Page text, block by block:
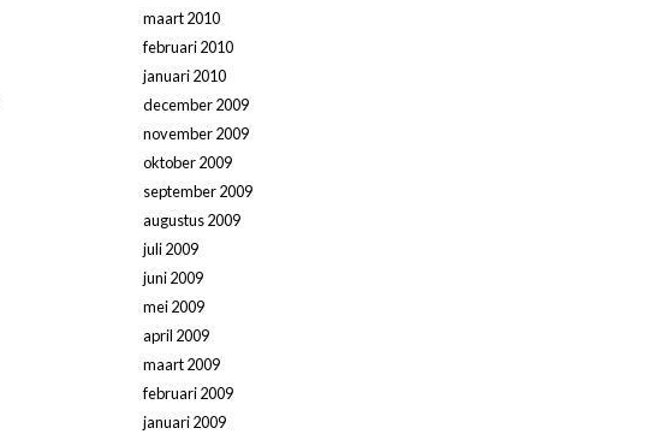
maart 2010
februari 2010
januari 2010
december 2009
november 2009
oktober 2009
september 2009
augustus 2009
juli 2009
juni 2009
mei 2009
april 2009
maart 2009
februari 2009
januari 2009